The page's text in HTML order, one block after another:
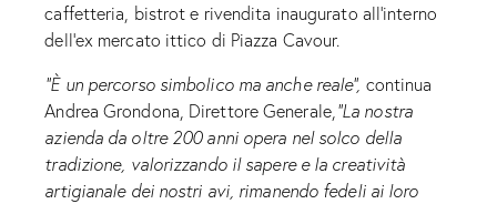
caffetteria, bistrot e rivendita inaugurato all’interno
dell’ex mercato ittico di Piazza Cavour.
“È un percorso simbolico ma anche reale”, continua
Andrea Grondona, Direttore Generale,“La nostra
azienda da oltre 200 anni opera nel solco della
tradizione, valorizzando il sapere e la creatività
artigianale dei nostri avi, rimanendo fedeli ai loro